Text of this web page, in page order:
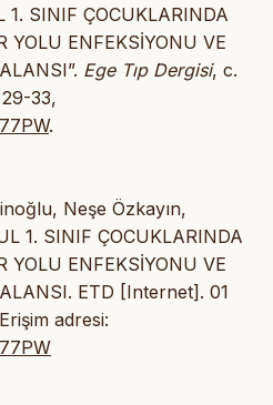
1. SINIF ÇOCUKLARINDA
YOLU ENFEKSİYONU VE
Ege Tıp Dergisi, c.
33,
.
Neşe Özkayın,
1. SINIF ÇOCUKLARINDA
YOLU ENFEKSİYONU VE
ETD [Internet]. 01
adresi: